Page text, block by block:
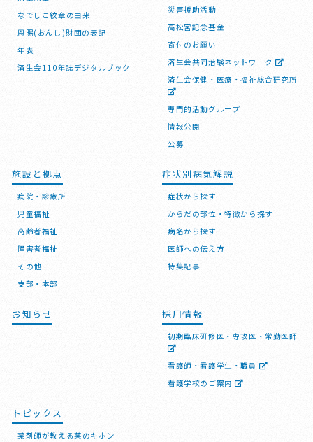
なでしこ紋章の由来
恩賜(おんし)財団の表記
年表
済生会110年誌デジタルブック
災害援助活動
高松宮記念基金
寄付のお願い
済生会共同治験ネットワーク
済生会保健・医療・福祉総合研究所
専門的活動グループ
情報公開
公募
施設と拠点
病院・診療所
児童福祉
高齢者福祉
障害者福祉
その他
支部・本部
症状別病気解説
症状から探す
からだの部位・特徴から探す
病名から探す
医師への伝え方
特集記事
お知らせ 採用情報
初期臨床研修医・専攻医・常勤医師
看護師・看護学生・職員
看護学校のご案内
トピックス
薬剤師が教える薬のキホン